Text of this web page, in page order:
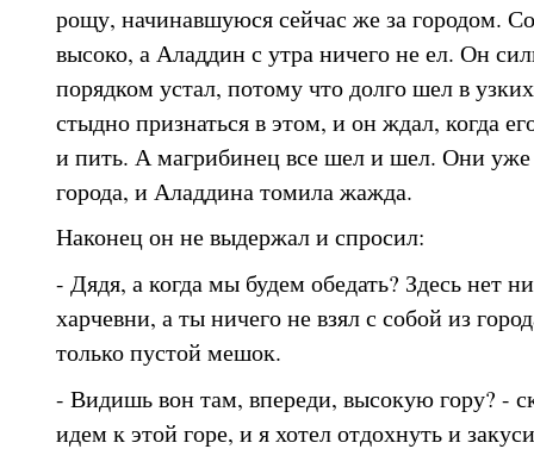
рощу, начинавшуюся сейчас же за городом.
высоко, а Аладдин с утра ничего не ел. Он
порядком устал, потому что долго шел в
стыдно признаться в этом, и он ждал, когда
и пить. А магрибинец все шел и шел. Они
города, и Аладдина томила жажда.
Наконец он не выдержал и спросил:
- Дядя, а когда мы будем обедать? Здесь нет
харчевни, а ты ничего не взял с собой из
только пустой мешок.
- Видишь вон там, впереди, высокую гору? -
идем к этой горе, и я хотел отдохнуть и